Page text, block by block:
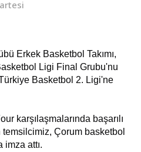
Erkek Basketbol Takımı,
Ligi Final Grubu'nu
Basketbol 2. Ligi'ne
karşılaşmalarında başarılı
Çorum basketbol
imza attı.